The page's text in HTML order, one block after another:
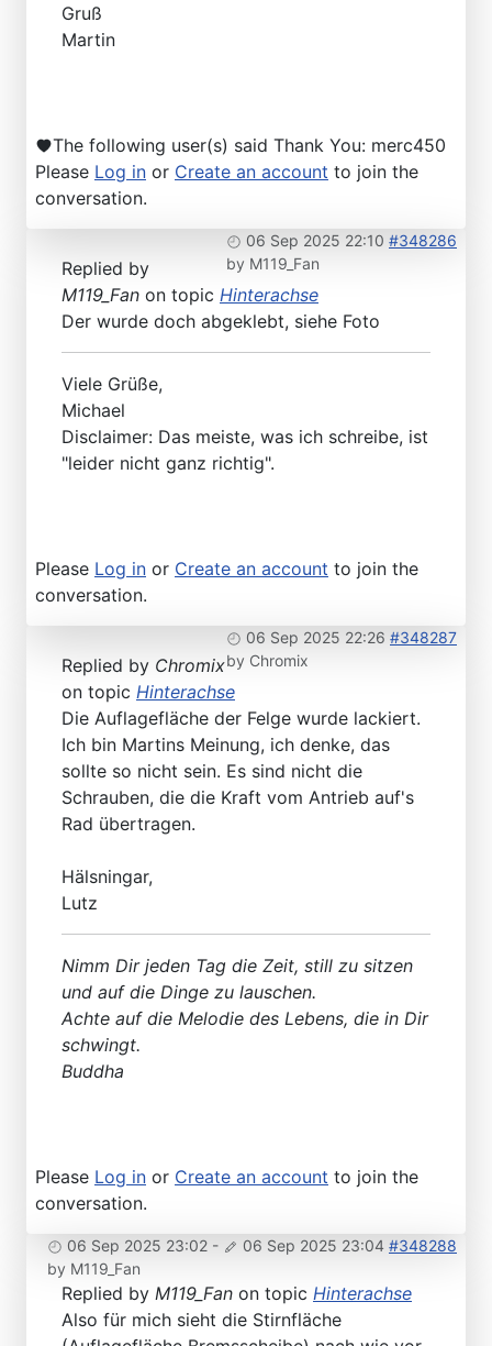
Gruß
Martin
The following user(s) said Thank You: merc450
Please Log in or Create an account to join the
conversation.
06 Sep 2025 22:10 #348286
by M119_Fan
Replied by
M119_Fan on topic Hinterachse
Der wurde doch abgeklebt, siehe Foto
Viele Grüße,
Michael
Disclaimer: Das meiste, was ich schreibe, ist
"leider nicht ganz richtig".
Please Log in or Create an account to join the
conversation.
06 Sep 2025 22:26 #348287
by Chromix
Replied by Chromix
on topic Hinterachse
Die Auflagefläche der Felge wurde lackiert.
Ich bin Martins Meinung, ich denke, das
sollte so nicht sein. Es sind nicht die
Schrauben, die die Kraft vom Antrieb auf's
Rad übertragen.
Hälsningar,
Lutz
Nimm Dir jeden Tag die Zeit, still zu sitzen
und auf die Dinge zu lauschen.
Achte auf die Melodie des Lebens, die in Dir
schwingt.
Buddha
Please Log in or Create an account to join the
conversation.
06 Sep 2025 23:02 - 06 Sep 2025 23:04 #348288
by M119_Fan
Replied by M119_Fan on topic Hinterachse
Also für mich sieht die Stirnfläche